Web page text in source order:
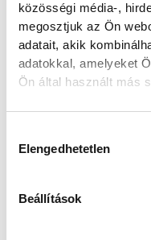
közösségi média-,
megosztjuk az Ön
adatait, akik
adatokkal, amelyeket
Ön által használt más
Elengedhetetlen
Beállítások
Az év
augusztus 12-
Perseidák
ugyanezen a
figyelni.
elzárják